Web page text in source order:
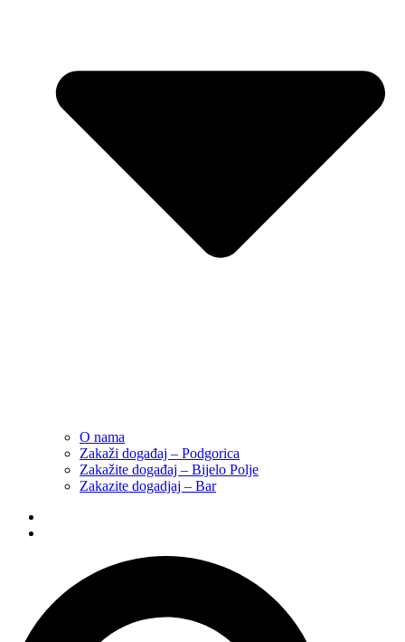
O nama
Zakaži događaj – Podgorica
Zakažite događaj – Bijelo Polje
Zakazite dogadjaj – Bar